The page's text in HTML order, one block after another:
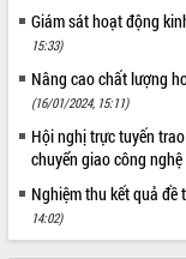
Hội nghị triển khai kết nối
truyền số liệu chuyên dùng
quan Đảng, Nhà nước
Lễ phát động chuỗi hoạt
Xã Ea Kar bước chuyển
công tác cải cách hành
mới
UBND tỉnh họp báo định kỳ
Giám sát hoạt động
15:33)
Nâng cao chất lượng
(16/01/2024, 15:11)
Hội nghị trực tuyến
chuyển giao công
Nghiệm thu kết quả đề
14:02)